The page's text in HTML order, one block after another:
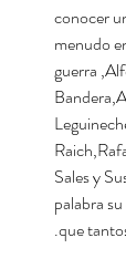
conocer
menudo
guerra
Sales y
palabra
que